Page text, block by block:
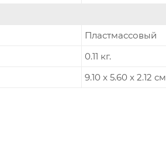
Пластмассовый
0.11 кг.
9.10 x 5.60 x 2.12